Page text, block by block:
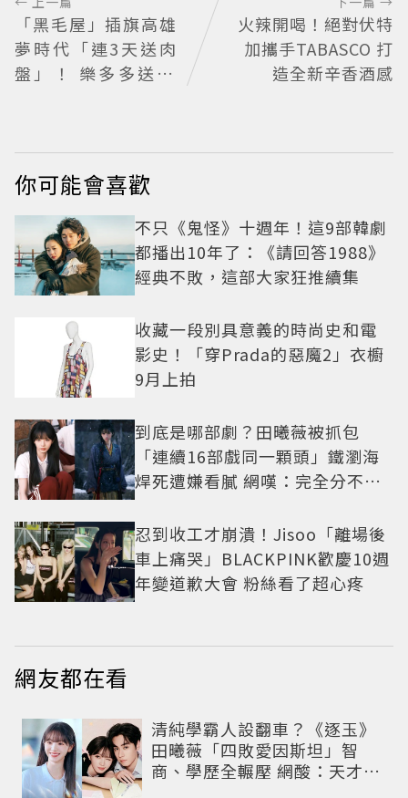
「黑毛屋」插旗高雄
夢時代「連3天送肉
盤」！ 樂多多送40
火辣開喝！絕對伏特
加攜手TABASCO 打
造全新辛香酒感
你可能會喜歡
不只《鬼怪》十週年！這9部韓劇
都播出10年了：《請回答1988》
經典不敗，這部大家狂推續集
收藏一段別具意義的時尚史和電
影史！「穿Prada的惡魔2」衣櫥
9月上拍
到底是哪部劇？田曦薇被抓包
「連續16部戲同一顆頭」鐵瀏海
焊死遭嫌看膩 網嘆：完全分不出
忍到收工才崩潰！Jisoo「離場後
車上痛哭」BLACKPINK歡慶10週
年變道歉大會 粉絲看了超心疼
網友都在看
清純學霸人設翻車？《逐玉》
田曦薇「四敗愛因斯坦」智
商、學歷全輾壓 網酸：天才全